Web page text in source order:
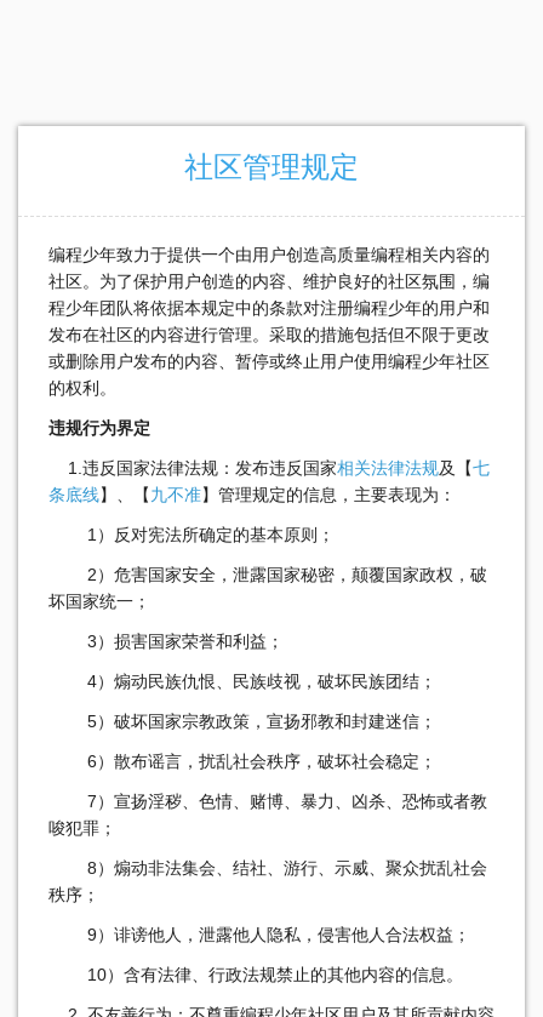
社区管理规定
编程少年致力于提供一个由用户创造高质量编程相关内容的
社区。为了保护用户创造的内容、维护良好的社区氛围，编
程少年团队将依据本规定中的条款对注册编程少年的用户和
发布在社区的内容进行管理。采取的措施包括但不限于更改
或删除用户发布的内容、暂停或终止用户使用编程少年社区
的权利。
违规行为界定
1.违反国家法律法规：发布违反国家相关法律法规及【七
条底线】、【九不准】管理规定的信息，主要表现为：
1）反对宪法所确定的基本原则；
2）危害国家安全，泄露国家秘密，颠覆国家政权，破
坏国家统一；
3）损害国家荣誉和利益；
4）煽动民族仇恨、民族歧视，破坏民族团结；
5）破坏国家宗教政策，宣扬邪教和封建迷信；
6）散布谣言，扰乱社会秩序，破坏社会稳定；
7）宣扬淫秽、色情、赌博、暴力、凶杀、恐怖或者教
唆犯罪；
8）煽动非法集会、结社、游行、示威、聚众扰乱社会
秩序；
9）诽谤他人，泄露他人隐私，侵害他人合法权益；
10）含有法律、行政法规禁止的其他内容的信息。